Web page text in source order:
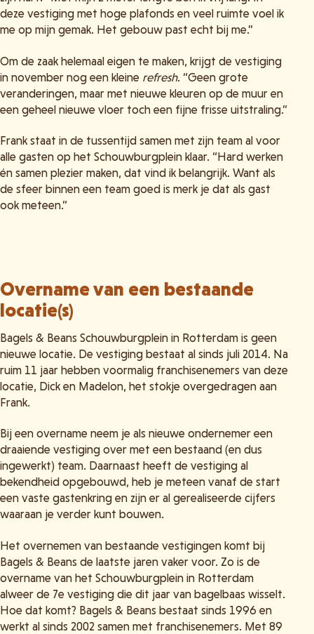
deze vestiging met hoge plafonds en veel ruimte voel ik
me op mijn gemak. Het gebouw past echt bij me.”
Om de zaak helemaal eigen te maken, krijgt de vestiging
in november nog een kleine refresh. “Geen grote
veranderingen, maar met nieuwe kleuren op de muur en
een geheel nieuwe vloer toch een fijne frisse uitstraling.”
Frank staat in de tussentijd samen met zijn team al voor
alle gasten op het Schouwburgplein klaar. “Hard werken
én samen plezier maken, dat vind ik belangrijk. Want als
de sfeer binnen een team goed is merk je dat als gast
ook meteen.”
Overname van een bestaande
locatie(s)
Bagels & Beans Schouwburgplein in Rotterdam is geen
nieuwe locatie. De vestiging bestaat al sinds juli 2014. Na
ruim 11 jaar hebben voormalig franchisenemers van deze
locatie, Dick en Madelon, het stokje overgedragen aan
Frank.
Bij een overname neem je als nieuwe ondernemer een
draaiende vestiging over met een bestaand (en dus
ingewerkt) team. Daarnaast heeft de vestiging al
bekendheid opgebouwd, heb je meteen vanaf de start
een vaste gastenkring en zijn er al gerealiseerde cijfers
waaraan je verder kunt bouwen.
Het overnemen van bestaande vestigingen komt bij
Bagels & Beans de laatste jaren vaker voor. Zo is de
overname van het Schouwburgplein in Rotterdam
alweer de 7e vestiging die dit jaar van bagelbaas wisselt.
Hoe dat komt? Bagels & Beans bestaat sinds 1996 en
werkt al sinds 2002 samen met franchisenemers. Met 89